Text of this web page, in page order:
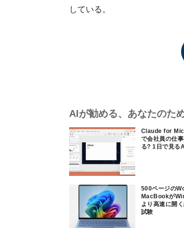
している。
AIが勧める、あなたのた
Claude for
で会社員の仕
る? 1日で見る
500ページの
MacBookが
より高速に開
試験